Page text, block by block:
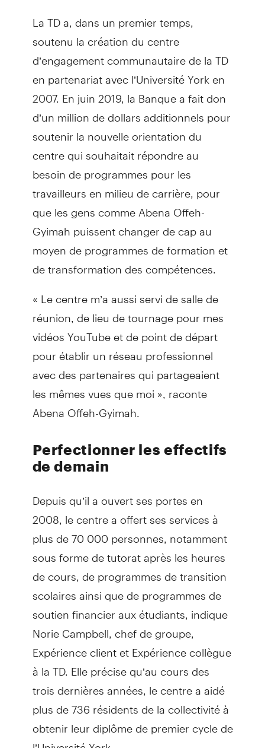
La TD a, dans un premier temps,
soutenu la création du centre
d’engagement communautaire de la TD
en partenariat avec l’Université York en
2007. En juin 2019, la Banque a fait don
d’un million de dollars additionnels pour
soutenir la nouvelle orientation du
centre qui souhaitait répondre au
besoin de programmes pour les
travailleurs en milieu de carrière, pour
que les gens comme Abena Offeh-
Gyimah puissent changer de cap au
moyen de programmes de formation et
de transformation des compétences.
« Le centre m’a aussi servi de salle de
réunion, de lieu de tournage pour mes
vidéos YouTube et de point de départ
pour établir un réseau professionnel
avec des partenaires qui partageaient
les mêmes vues que moi », raconte
Abena Offeh-Gyimah.
Perfectionner les effectifs
de demain
Depuis qu’il a ouvert ses portes en
2008, le centre a offert ses services à
plus de 70 000 personnes, notamment
sous forme de tutorat après les heures
de cours, de programmes de transition
scolaires ainsi que de programmes de
soutien financier aux étudiants, indique
Norie Campbell, chef de groupe,
Expérience client et Expérience collègue
à la TD. Elle précise qu’au cours des
trois dernières années, le centre a aidé
plus de 736 résidents de la collectivité à
obtenir leur diplôme de premier cycle de
l’Université York.